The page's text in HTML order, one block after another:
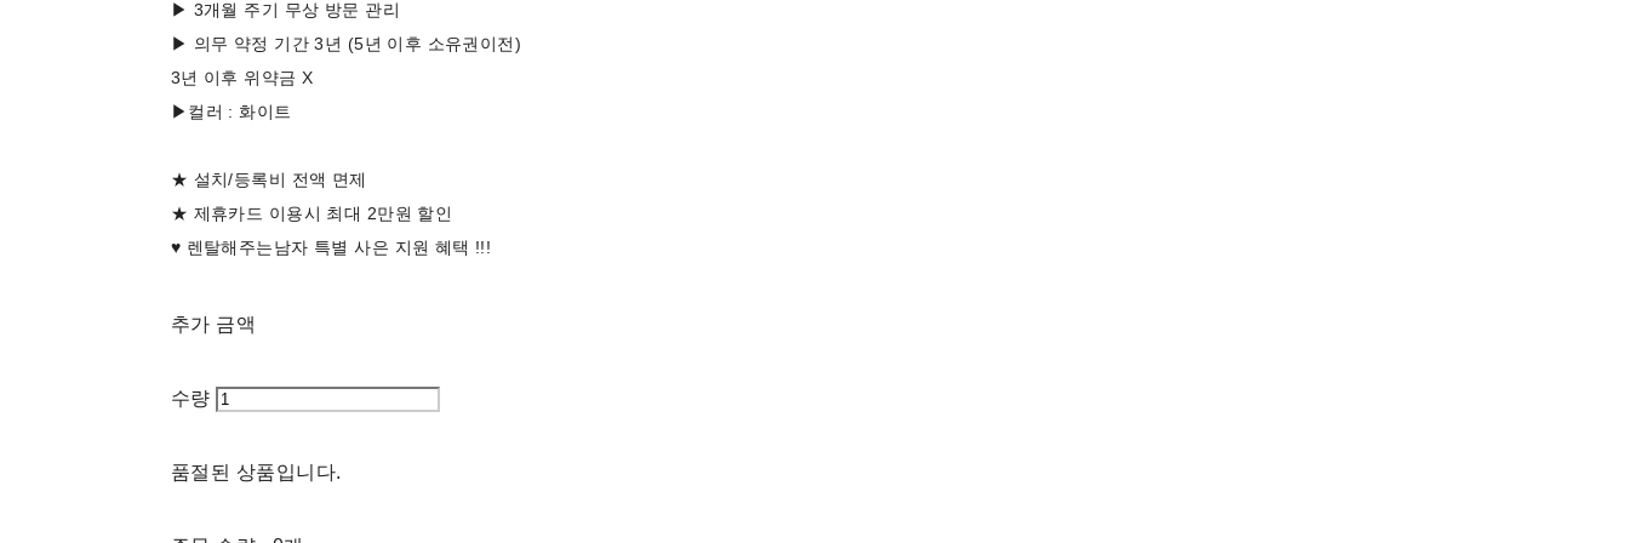
▶ 3개월 주기 무상 방문 관리
▶ 의무 약정 기간 3년 (5년 이후 소유권이전)
3년 이후 위약금 X
▶컬러 : 화이트
★ 설치/등록비 전액 면제
★ 제휴카드 이용시 최대 2만원 할인
♥ 렌탈해주는남자 특별 사은 지원 혜택 !!!
추가 금액
수량
품절된 상품입니다.